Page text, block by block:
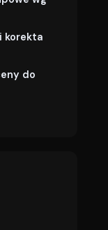
korekta
do